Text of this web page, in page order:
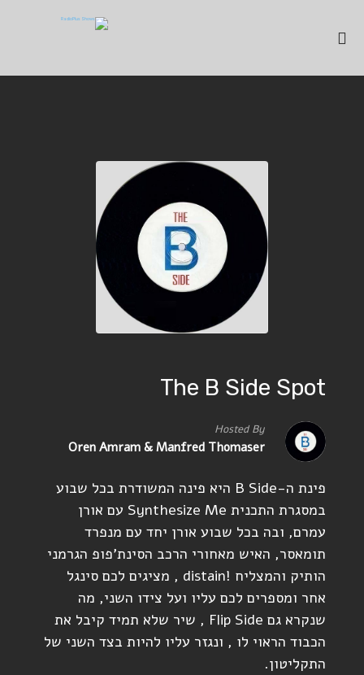
The B Side Spot
Hosted By
Oren Amram & Manfred Thomaser
פינת ה-B Side היא פינה המשודרת בכל שבוע
במסגרת התכנית Synthesize Me עם אורן
עמרם, ובה בכל שבוע אורן יחד עם מנפרד
תומאסר, האיש מאחורי הרכב הסינת'פופ הגרמני
הותיק והמצליח !distain , מציגים לכם סינגל
אחר ומספרים לכם עליו ועל צידו השני, מה
שנקרא גם Flip Side , שיר שלא תמיד קיבל את
הכבוד הראוי לו , ונגזר עליו להיות בצד השני של
התקליטון.